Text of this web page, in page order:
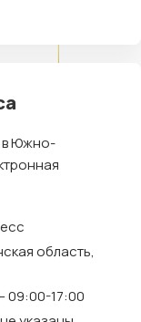
в Южно-
область,
09:00-17:00